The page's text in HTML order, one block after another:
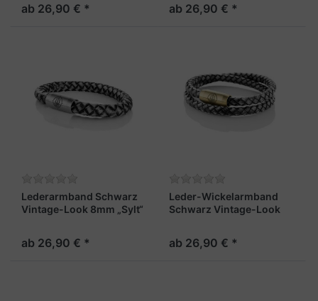
ab 26,90 € * ab 26,90 € *
Lederarmband Schwarz
Vintage-Look 8mm „Sylt“
ab 26,90 € *
Leder-Wickelarmband
Schwarz Vintage-Look
ab 26,90 € *